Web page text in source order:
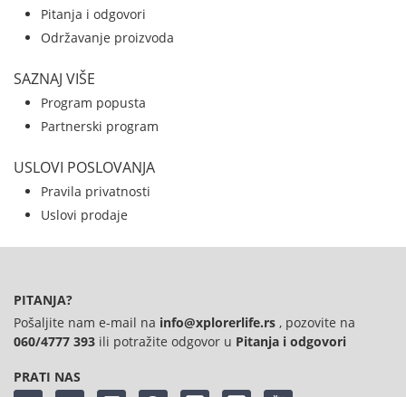
Pitanja i odgovori
Održavanje proizvoda
SAZNAJ VIŠE
Program popusta
Partnerski program
USLOVI POSLOVANJA
Pravila privatnosti
Uslovi prodaje
PITANJA?
Pošaljite nam e-mail na info@xplorerlife.rs , pozovite na
060/4777 393 ili potražite odgovor u Pitanja i odgovori
PRATI NAS